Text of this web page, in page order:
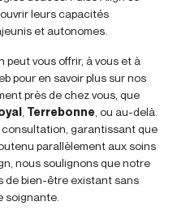
leurs capacités
et autonomes.
peut vous offrir, à vous et à
pour en savoir plus sur nos
près de chez vous, que
Terrebonne , ou au-delà.
garantissant que
parallèlement aux soins
nous soulignons que notre
de bien-être existant sans
soignante.